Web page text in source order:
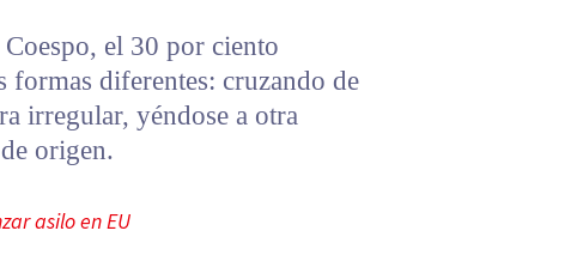
el 30 por ciento
formas diferentes: cruzando de
irregular, yéndose a otra
origen.
asilo en EU